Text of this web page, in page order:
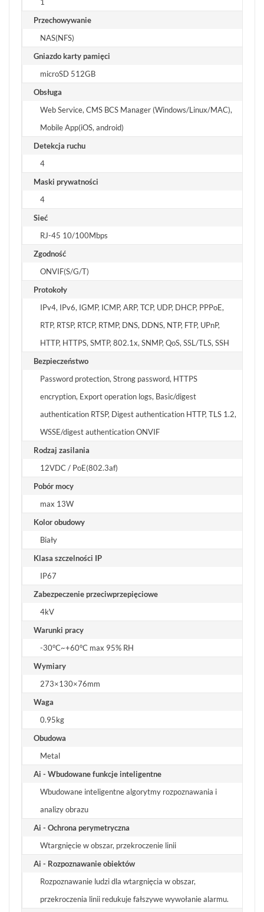
Przechowywanie
NAS(NFS)
Gniazdo karty pamięci
microSD 512GB
Obsługa
Web Service, CMS BCS Manager (Windows/Linux/MAC),
Mobile App(iOS, android)
Detekcja ruchu
4
Maski prywatności
4
Sieć
RJ-45 10/100Mbps
Zgodność
ONVIF(S/G/T)
Protokoły
IPv4, IPv6, IGMP, ICMP, ARP, TCP, UDP, DHCP, PPPoE,
RTP, RTSP, RTCP, RTMP, DNS, DDNS, NTP, FTP, UPnP,
HTTP, HTTPS, SMTP, 802.1x, SNMP, QoS, SSL/TLS, SSH
Bezpieczeństwo
Password protection, Strong password, HTTPS
encryption, Export operation logs, Basic/digest
authentication RTSP, Digest authentication HTTP, TLS 1.2,
WSSE/digest authentication ONVIF
Rodzaj zasilania
12VDC / PoE(802.3af)
Pobór mocy
max 13W
Kolor obudowy
Biały
Klasa szczelności IP
IP67
Zabezpeczenie przeciwprzepięciowe
4kV
Warunki pracy
-30°C~+60°C max 95% RH
Wymiary
273×130×76mm
Waga
0.95kg
Obudowa
Metal
Ai - Wbudowane funkcje inteligentne
Wbudowane inteligentne algorytmy rozpoznawania i
analizy obrazu
Ai - Ochrona perymetryczna
Wtargnięcie w obszar, przekroczenie linii
Ai - Rozpoznawanie obiektów
Rozpoznawanie ludzi dla wtargnięcia w obszar,
przekroczenia linii redukuje fałszywe wywołanie alarmu.